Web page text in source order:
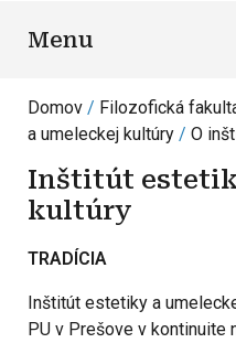
Menu
Domov Filozofická
a umeleckej kultúry
O
Inštitút
kultúry
TRADÍCIA
Inštitút estetiky a
PU v Prešove v kontinuite